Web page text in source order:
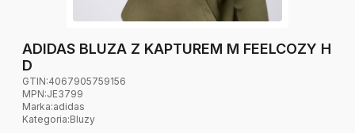
ADIDAS BLUZA Z KAPTUREM M FEELCOZY H
D
GTIN:4067905759156
MPN:JE3799
Marka:adidas
Kategoria:Bluzy